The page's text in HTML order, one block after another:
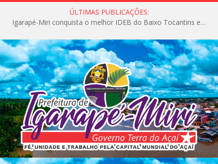
ÚLTIMAS PUBLICAÇÕES:
Igarapé-Miri conquista o melhor IDEB do Baixo Tocantins e avança na qualidade da educação pública